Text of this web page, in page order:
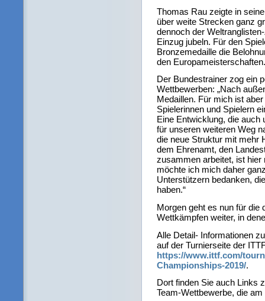
Thomas Rau zeigte in
über weite Strecken ganz
dennoch der
Einzug jubeln. Für den
Bronzemedaille die
den Europameisterschaften.
Der Bundestrainer zog ein
Wettbewerben: „Nach
Medaillen. Für mich ist
Spielerinnen und Spielern
Eine Entwicklung, die auch
für unseren weiteren Weg
die neue Struktur mit mehr
dem Ehrenamt, den
zusammen arbeitet, ist hier
möchte ich mich daher
Unterstützern bedanken,
haben.“
Morgen geht es nun für die
Wettkämpfen weiter, in
Alle Detail- Informationen
auf der Turnierseite der
https://www.ittf.com/
Championships-2019/.
Dort finden Sie auch Links
Team-Wettbewerbe, die